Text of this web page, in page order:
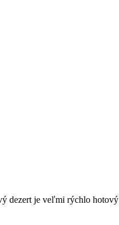
dezert je veľmi rýchlo hotový